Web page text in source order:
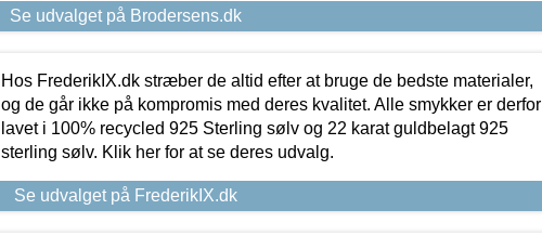
Se udvalget på Brodersens.dk
Hos FrederikIX.dk stræber de altid efter at bruge de bedste materialer,
og de går ikke på kompromis med deres kvalitet. Alle smykker er derfor
lavet i 100% recycled 925 Sterling sølv og 22 karat guldbelagt 925
sterling sølv. Klik her for at se deres udvalg.
Se udvalget på FrederikIX.dk